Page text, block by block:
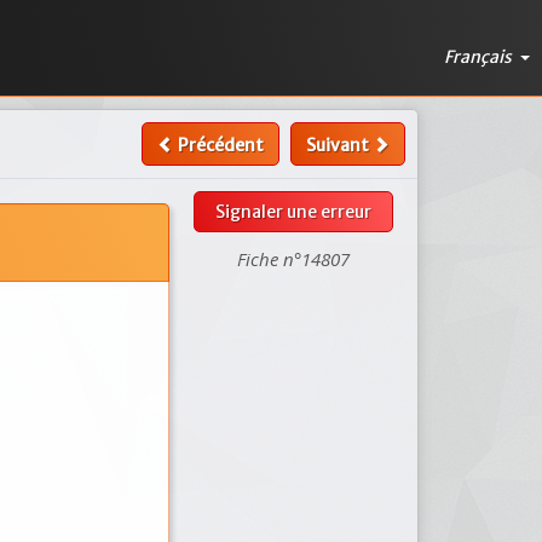
Français
Précédent Suivant
Signaler une erreur
Fiche n°14807